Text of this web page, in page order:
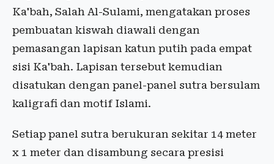
Ka'bah, Salah Al-Sulami, mengatakan proses
pembuatan kiswah diawali dengan
pemasangan lapisan katun putih pada empat
sisi Ka'bah. Lapisan tersebut kemudian
disatukan dengan panel-panel sutra bersulam
kaligrafi dan motif Islami.
Setiap panel sutra berukuran sekitar 14 meter
x 1 meter dan disambung secara presisi